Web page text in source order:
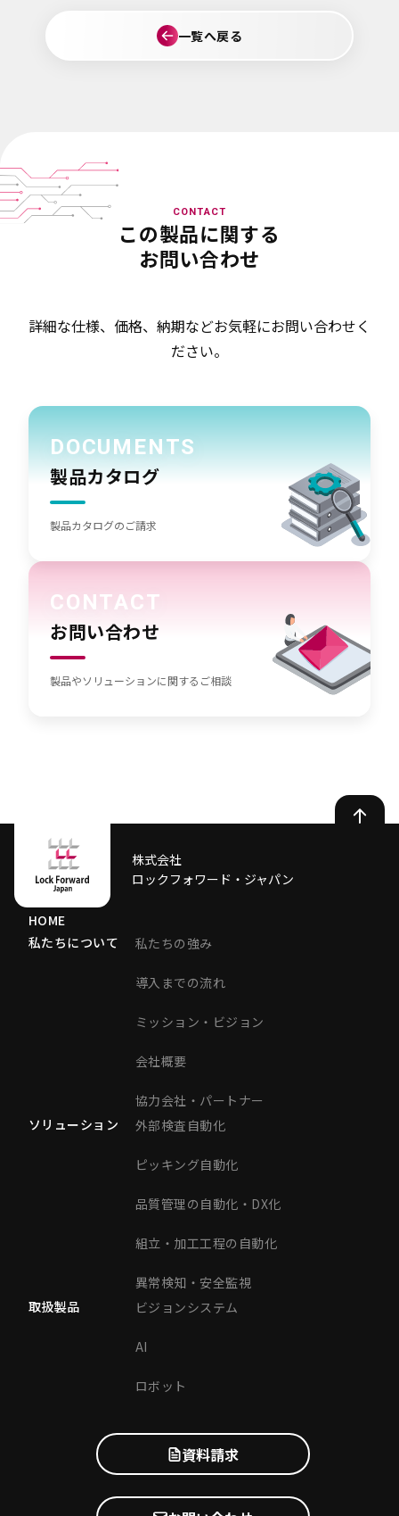
一覧へ戻る
CONTACT
この製品に関する
お問い合わせ
詳細な仕様、価格、納期などお気軽にお問い合わせく
ださい。
DOCUMENTS
製品カタログ
製品カタログのご請求
CONTACT
お問い合わせ
製品やソリューションに関するご相談
株式会社
ロックフォワード・ジャパン
HOME
私たちについて
私たちの強み
導入までの流れ
ミッション・ビジョン
会社概要
協力会社・パートナー
ソリューション
外部検査自動化
ピッキング自動化
品質管理の自動化・DX化
組立・加工工程の自動化
異常検知・安全監視
取扱製品
ビジョンシステム
AI
ロボット
資料請求